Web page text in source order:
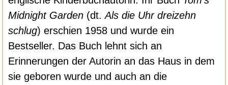
Midnight Garden (dt.Als die Uhr dreizehn
schlug) erschien 1958 und wurde ein
Bestseller. Das Buch lehnt sich an
Erinnerungen der Autorin an das Haus in dem
sie geboren wurde und auch an die